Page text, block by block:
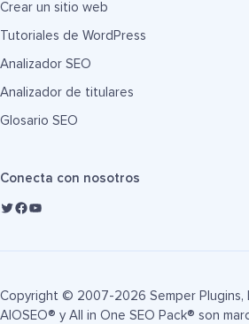
Crear un sitio web
Tutoriales de WordPress
Analizador SEO
Analizador de titulares
Glosario SEO
Conecta con nosotros
Copyright © 2007-2026 Semper Plugins,
AIOSEO® y All in One SEO Pack® son